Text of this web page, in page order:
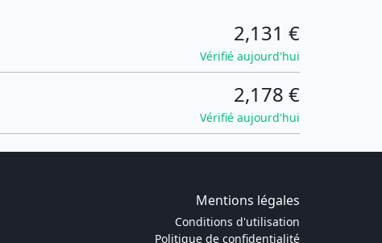
2,131 €
Vérifié aujourd'hui
2,178 €
Vérifié aujourd'hui
Mentions légales
Conditions d'utilisation
Politique de confidentialité